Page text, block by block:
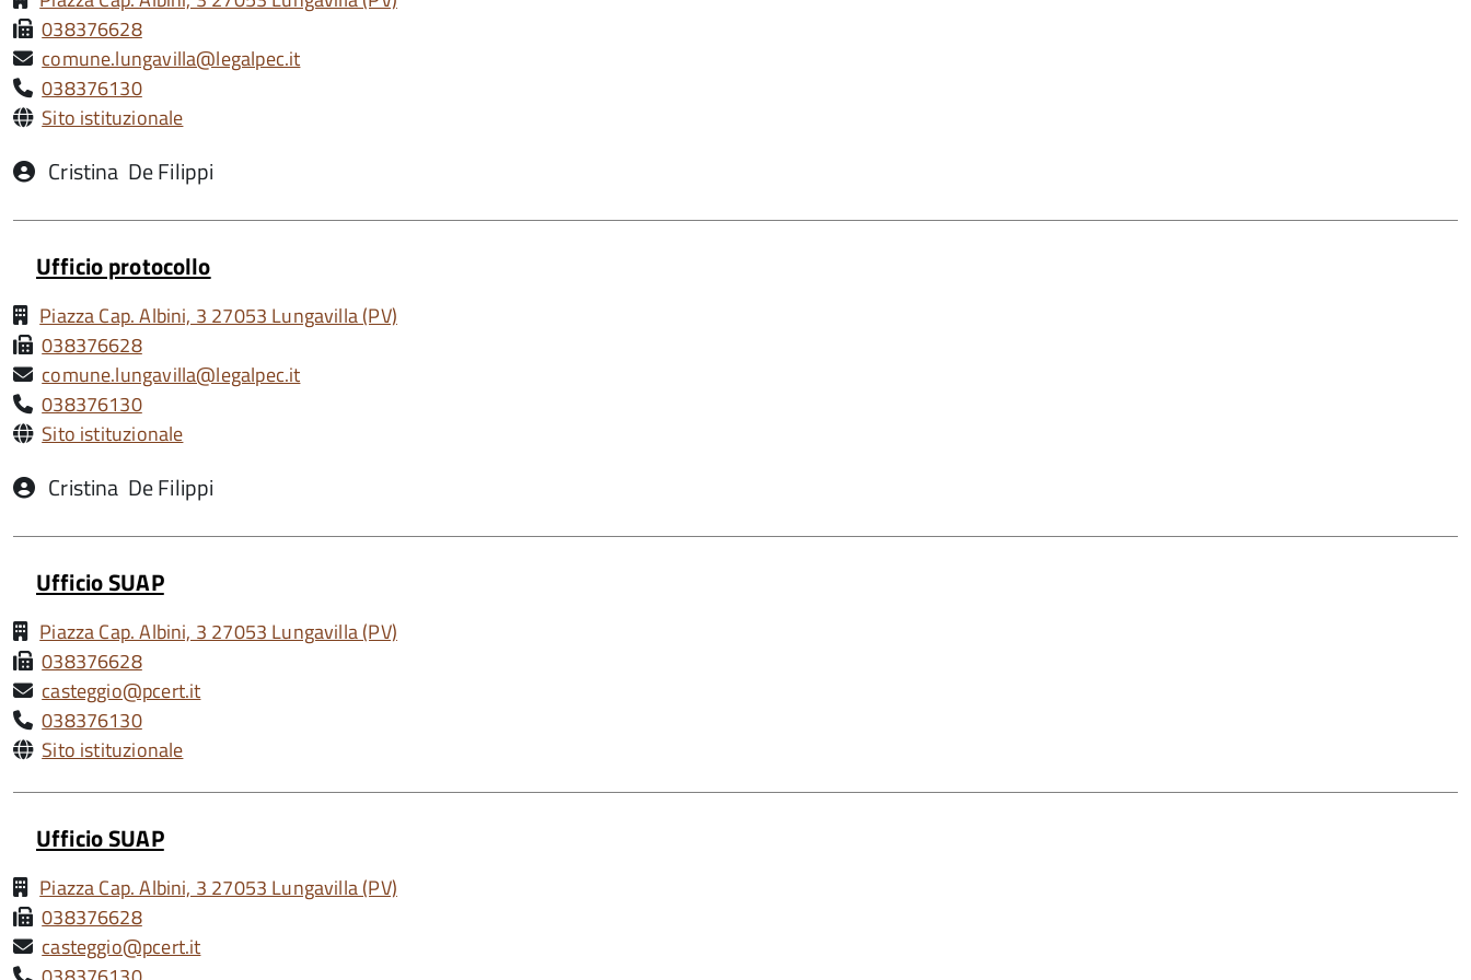
038376628
comune.lungavilla@legalpec.it
038376130
Sito istituzionale
Cristina De Filippi
Ufficio protocollo
Piazza Cap. Albini, 3 27053 Lungavilla (PV)
038376628
comune.lungavilla@legalpec.it
038376130
Sito istituzionale
Cristina De Filippi
Ufficio SUAP
Piazza Cap. Albini, 3 27053 Lungavilla (PV)
038376628
casteggio@pcert.it
038376130
Sito istituzionale
Ufficio SUAP
Piazza Cap. Albini, 3 27053 Lungavilla (PV)
038376628
casteggio@pcert.it